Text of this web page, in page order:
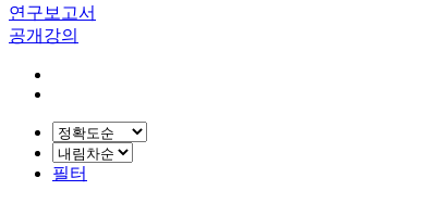
연구보고서
공개강의
필터